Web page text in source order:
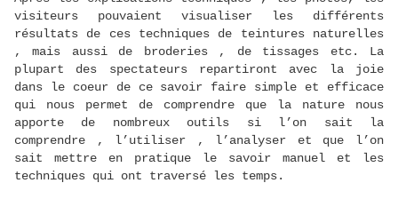
visiteurs pouvaient visualiser les différents
résultats de ces techniques de teintures naturelles
, mais aussi de broderies , de tissages etc. La
plupart des spectateurs repartiront avec la joie
dans le coeur de ce savoir faire simple et efficace
qui nous permet de comprendre que la nature nous
apporte de nombreux outils si l’on sait la
comprendre , l’utiliser , l’analyser et que l’on
sait mettre en pratique le savoir manuel et les
techniques qui ont traversé les temps.